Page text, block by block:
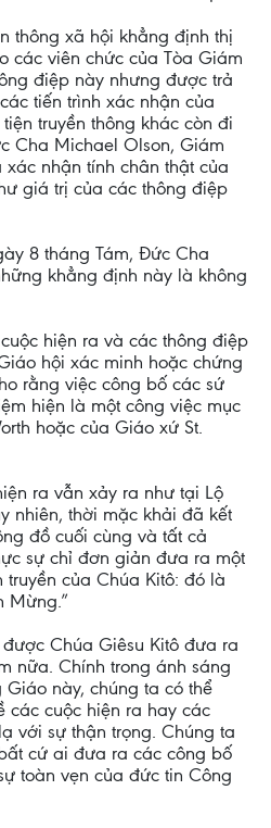
thông xã hội khẳng định thị
các viên chức của Tòa Giám
điệp này nhưng được trả
tiến trình xác nhận của
truyền thông khác còn đi
Cha Michael Olson, Giám
xác nhận tính chân thật của
giá trị của các thông điệp
8 tháng Tám, Đức Cha
khẳng định này là không
hiện ra và các thông điệp
hội xác minh hoặc chứng
rằng việc công bố các sứ
hiện là một công việc mục
hoặc của Giáo xứ St.
ra vẫn xảy ra như tại Lộ
nhiên, thời mặc khải đã kết
đồ cuối cùng và tất cả
sự chỉ đơn giản đưa ra một
của Chúa Kitô: đó là
Mừng.”
Chúa Giêsu Kitô đưa ra
nữa. Chính trong ánh sáng
này, chúng ta có thể
các cuộc hiện ra hay các
với sự thận trọng. Chúng ta
cứ ai đưa ra các công bố
toàn vẹn của đức tin Công